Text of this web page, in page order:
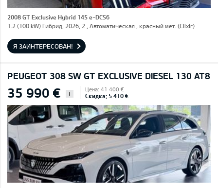
2008 GT Exclusive Hybrid 145 e-DCS6
1.2 (100 kW) Гибрид, 2026, 2 , Автоматическая , красный мет. (Elixir)
Я ЗАИНТЕРЕСОВАН!
PEUGEOT 308 SW GT EXCLUSIVE DIESEL 130 AT8
35 990 € i
Цена: 41 400 €
Скидка: 5 410 €